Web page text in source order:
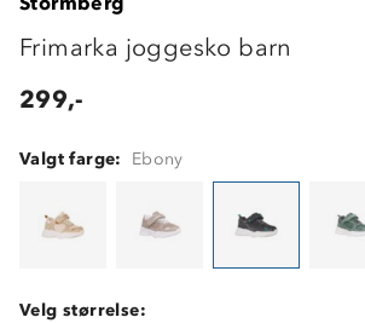
Frimarka joggesko barn
299,-
Valgt farge: Ebony
Velg størrelse: